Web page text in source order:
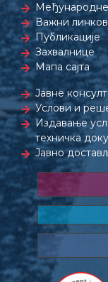
Међународне
Важни
Публикације
Захвалнице
Мапа сајта
Јавне
Услови и
Издавање
техничка
Јавно